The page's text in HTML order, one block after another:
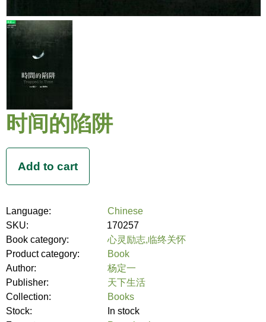
时间的陷阱
Language:
Chinese
SKU:
170257
Book category:
心灵励志,临终关怀
Product category:
Book
Author:
杨定一
Publisher:
天下生活
Collection:
Books
Stock:
In stock